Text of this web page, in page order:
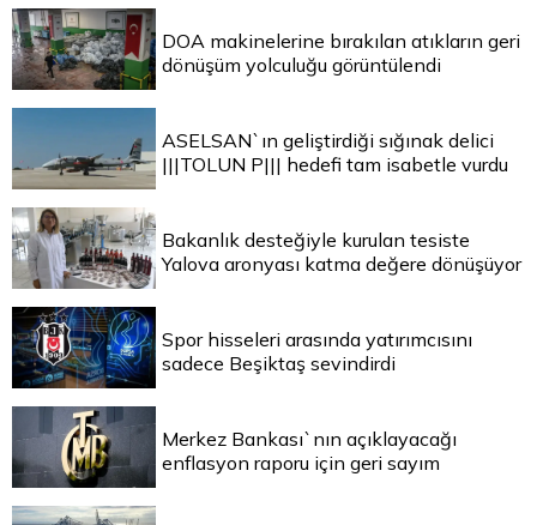
DOA makinelerine bırakılan atıkların geri
dönüşüm yolculuğu görüntülendi
ASELSAN`ın geliştirdiği sığınak delici
|||TOLUN P||| hedefi tam isabetle vurdu
Bakanlık desteğiyle kurulan tesiste
Yalova aronyası katma değere dönüşüyor
Spor hisseleri arasında yatırımcısını
sadece Beşiktaş sevindirdi
Merkez Bankası`nın açıklayacağı
enflasyon raporu için geri sayım